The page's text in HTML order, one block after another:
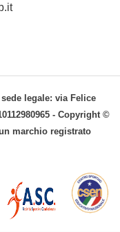
legale: via Felice
- Copyright ©
marchio registrato